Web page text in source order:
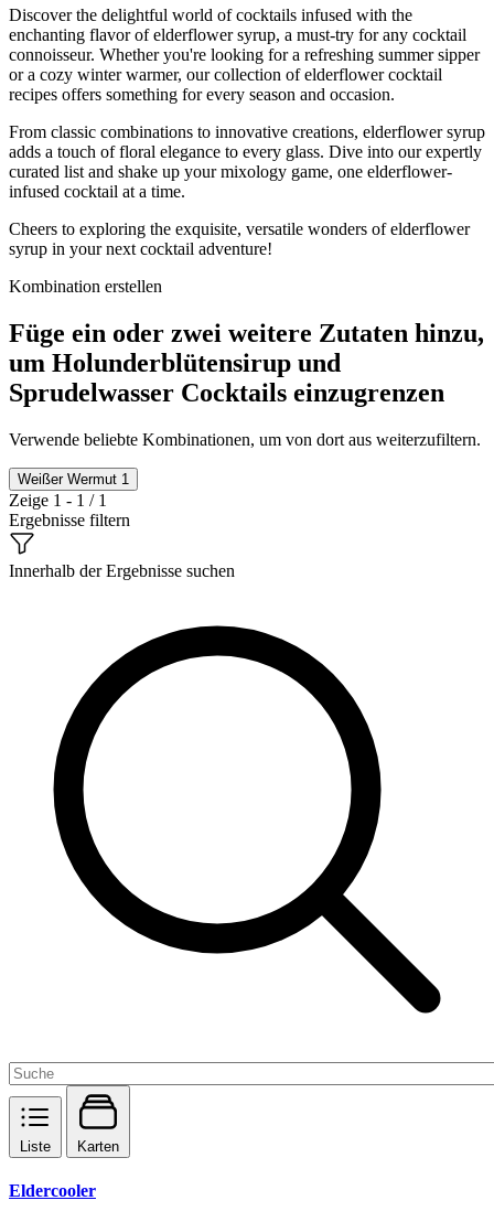
Discover the delightful world of cocktails infused with the
enchanting flavor of elderflower syrup, a must-try for any cocktail
connoisseur. Whether you're looking for a refreshing summer sipper
or a cozy winter warmer, our collection of elderflower cocktail
recipes offers something for every season and occasion.
From classic combinations to innovative creations, elderflower syrup
adds a touch of floral elegance to every glass. Dive into our expertly
curated list and shake up your mixology game, one elderflower-
infused cocktail at a time.
Cheers to exploring the exquisite, versatile wonders of elderflower
syrup in your next cocktail adventure!
Kombination erstellen
Füge ein oder zwei weitere Zutaten hinzu,
um Holunderblütensirup und
Sprudelwasser Cocktails einzugrenzen
Verwende beliebte Kombinationen, um von dort aus weiterzufiltern.
Weißer Wermut 1
Zeige 1 - 1 / 1
Ergebnisse filtern
Innerhalb der Ergebnisse suchen
Liste Karten
Eldercooler